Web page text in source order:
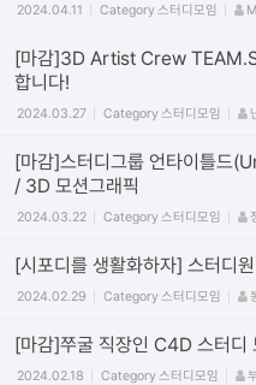
2024.04.11 Category스터디모임
[마감]3D Artist Crew
합니다!
2024.03.27 Category스터디모임
[마감]스터디그룹 언타이틀드
/ 3D 모션그래픽
2024.03.22 Category스터디모임
[시포디를 생활화하자] 스터디
2024.02.29 Category스터디모임
[마감]쭈굴 직장인 C4D 스터디
2024.02.18 Category스터디모임